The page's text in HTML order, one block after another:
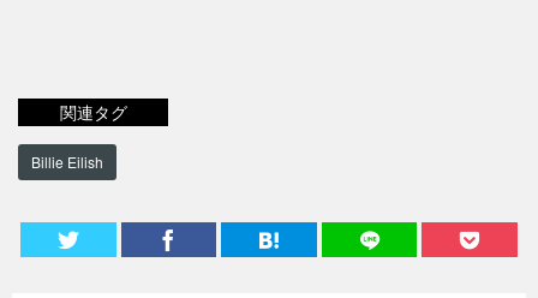
関連タグ
Billie Eilish